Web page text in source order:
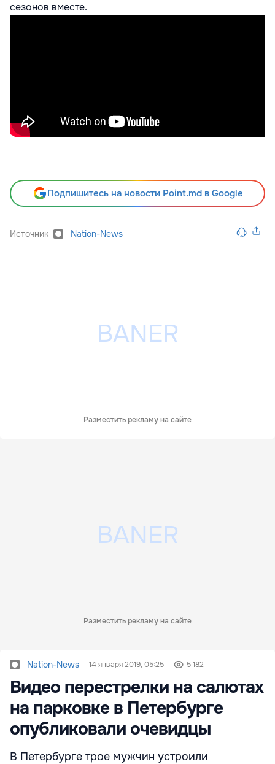
сезонов вместе.
Подпишитесь на новости Point.md в Google
Источник Nation-News
Разместить рекламу на сайте
Разместить рекламу на сайте
Nation-News 14 января 2019, 05:25 5 182
Видео перестрелки на салютах
на парковке в Петербурге
опубликовали очевидцы
В Петербурге трое мужчин устроили